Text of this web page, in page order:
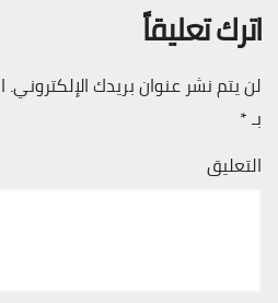
اترك تعليقاً
لن يتم نشر عنوان بريدك الإلكتروني.
بـ*
التعليق